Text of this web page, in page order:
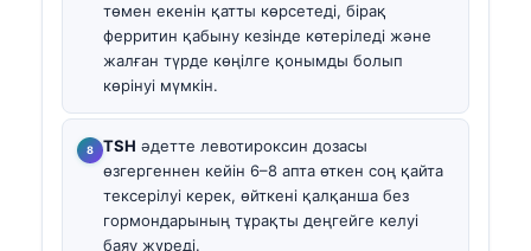
төмен екенін қатты көрсетеді, бірақ
ферритин қабыну кезінде көтеріледі және
жалған түрде көңілге қонымды болып
көрінуі мүмкін.
TSH әдетте левотироксин дозасы
өзгергеннен кейін 6–8 апта өткен соң қайта
тексерілуі керек, өйткені қалқанша без
гормондарының тұрақты деңгейге келуі
баяу жүреді.